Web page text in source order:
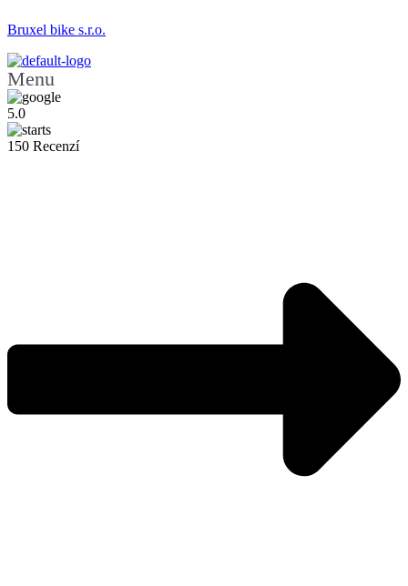
Bruxel bike s.r.o.
Menu
5.0
150 Recenzí